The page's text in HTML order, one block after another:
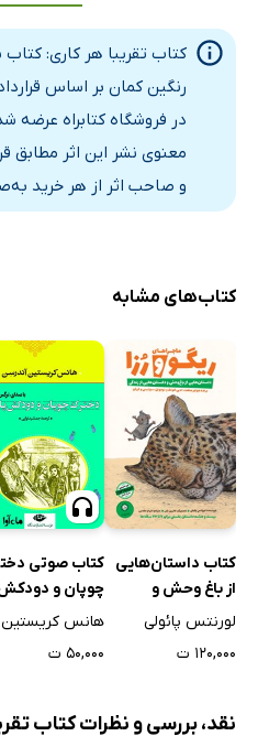
کتاب تقریبا هر کاری:
رنگین کمان بر اساس
در فروشگاه کتابراه
معنوی نشر این اثر مطابق
و صاحب اثر از هر خرید
کتاب‌های مشابه
کتاب داستان‌هایی
از باغ وحش و
داستان‌هایی از
لورنتس پائولی
۱۲۰,۰۰۰ ت
کتاب صوتی
چوپان و
پاک کن
۵۰,۰۰۰ ت
نقد، بررسی و نظرات کتاب